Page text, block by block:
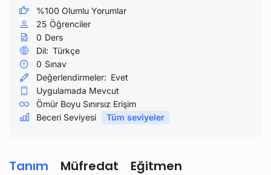
Tanım Müfredat Eğitmen
%100 Olumlu Yorumlar
25 Öğrenciler
0 Ders
Dil: Türkçe
0 Sınav
Değerlendirmeler: Evet
Uygulamada Mevcut
Ömür Boyu Sınırsız Erişim
Beceri Seviyesi
Tüm seviyeler